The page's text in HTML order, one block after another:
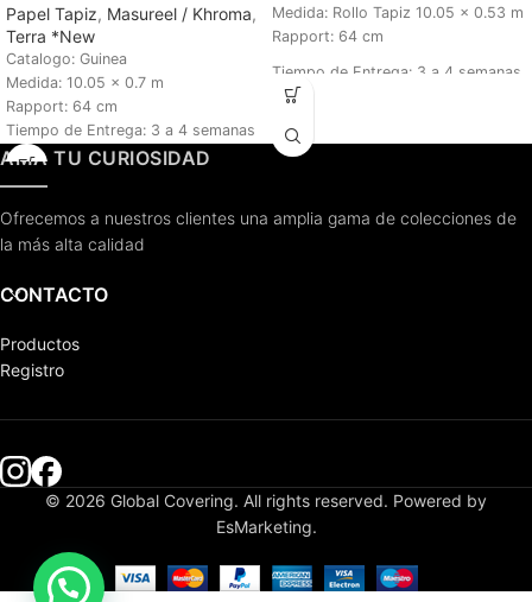
Papel Tapiz, Masureel / Khroma,
Terra *New
Catalogo: Guinea
Medida: 10.05 x 0.7 m
Rapport: 64 cm
Tiempo de Entrega: 3 a 4 semanas
Medida: Rollo Tapiz 10.05 x 0.53 m
Rapport: 64 cm
Tiempo de Entrega: 3 a 4 semanas
AMA TU CURIOSIDAD
Ofrecemos a nuestros clientes una amplia gama de colecciones de
la más alta calidad
CONTACTO
Productos
Registro
© 2026 Global Covering. All rights reserved. Powered by
EsMarketing.